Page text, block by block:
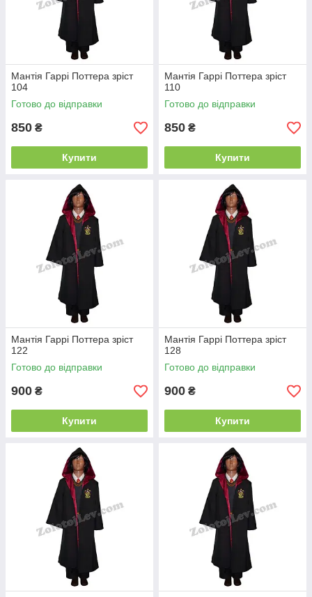
Мантія Гаррі Поттера зріст
104
Готово до відправки
850 ₴
Купити
Мантія Гаррі Поттера зріст
110
Готово до відправки
850 ₴
Купити
Мантія Гаррі Поттера зріст
122
Готово до відправки
900 ₴
Купити
Мантія Гаррі Поттера зріст
128
Готово до відправки
900 ₴
Купити